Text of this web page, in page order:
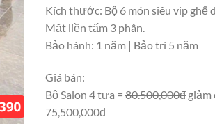
Kích thước: Bộ 6 món siêu vip ghế
Mặt liền tấm 3 phân.
Bảo hành: 1 năm | Bảo trì 5 năm
Giá bán:
Bộ Salon 4 tựa = 80.500,000đ giảm
75,500,000đ